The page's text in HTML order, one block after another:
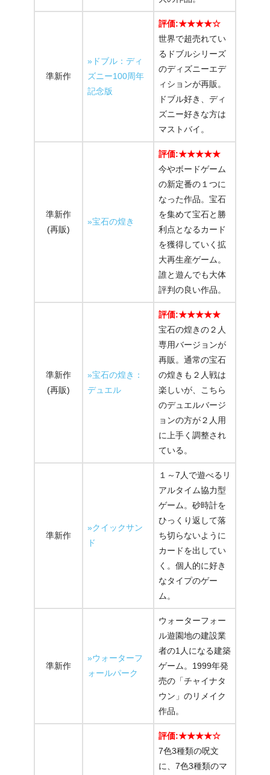
準新作
»ドブル：ディ
ズニー100周年
記念版
評価:★★★★☆
世界で超売れてい
るドブルシリーズ
のディズニーエデ
ィションが再販。
ドブル好き、ディ
ズニー好きな方は
マストバイ。
準新作
(再販)
»宝石の煌き
評価:★★★★★
今やボードゲーム
の新定番の１つに
なった作品。宝石
を集めて宝石と勝
利点となるカード
を獲得していく拡
大再生産ゲーム。
誰と遊んでも大体
評判の良い作品。
準新作
(再販)
»宝石の煌き：
デュエル
評価:★★★★★
宝石の煌きの２人
専用バージョンが
再販。通常の宝石
の煌きも２人戦は
楽しいが、こちら
のデュエルバージ
ョンの方が２人用
に上手く調整され
ている。
準新作
»クイックサン
ド
１～7人で遊べるリ
アルタイム協力型
ゲーム。砂時計を
ひっくり返して落
ち切らないように
カードを出してい
く。個人的に好き
なタイプのゲー
ム。
準新作
»ウォーターフ
ォールパーク
ウォーターフォー
ル遊園地の建設業
者の1人になる建築
ゲーム。1999年発
売の「チャイナタ
ウン」のリメイク
作品。
評価:★★★★☆
7色3種類の呪文
に、7色3種類のマ